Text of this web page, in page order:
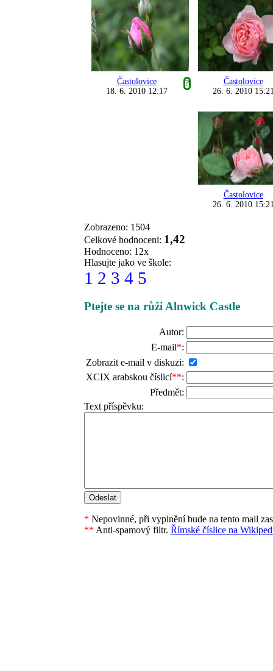
Častolovice
?
18. 6. 2010 12:17
Častolovice
26. 6. 2010
Častolovice
26. 6. 2010
Zobrazeno: 1504
Celkové hodnoceni: 1,42
Hodnoceno: 12x
Hlasujte jako ve škole:
1 2 3 4 5
Ptejte se na růži Alnwick Castle
Autor:
E-mail*:
Zobrazit e-mail v diskuzi:
XCIX arabskou číslicí**:
Předmět:
Text příspěvku:
* Nepovinné, při vyplnění bude na tento mail
** Anti-spamový filtr. Římské číslice na